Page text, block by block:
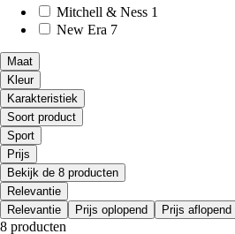
Mitchell & Ness 1
New Era 7
Maat
Kleur
Karakteristiek
Soort product
Sport
Prijs
Bekijk de 8 producten
Relevantie
Relevantie
Prijs oplopend Prijs aflopend
8 producten